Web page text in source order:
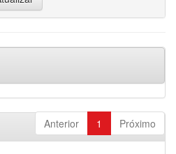
Anterior 1 Próximo